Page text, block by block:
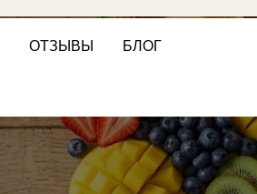
ОТЗЫВЫ БЛОГ